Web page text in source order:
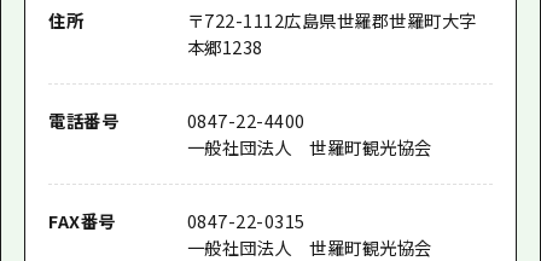
住所 〒722-1112広島県世羅郡世羅町大字
本郷1238
電話番号
0847-22-4400
一般社団法人 世羅町観光協会
FAX番号
0847-22-0315
一般社団法人 世羅町観光協会